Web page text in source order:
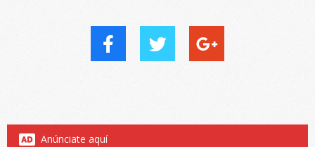
Anúnciate aquí